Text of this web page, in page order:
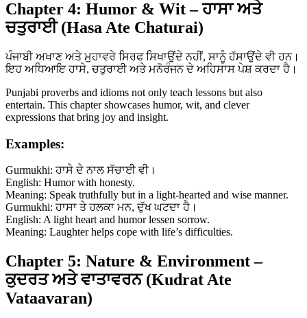
Chapter 4: Humor & Wit – ਹਾਸਾ ਅਤੇ
ਚਤੁਰਾਈ (Hasa Ate Chaturai)
ਪੰਜਾਬੀ ਅਖਾਣ ਅਤੇ ਮੁਹਾਵਰੇ ਸਿਰਫ ਸਿਖਾਉਂਦੇ ਨਹੀਂ, ਸਾਨੂੰ ਹੱਸਾਉਂਦੇ ਵੀ ਹਨ।
ਇਹ ਅਧਿਆਇ ਹਾਸੇ, ਚਤੁਰਾਈ ਅਤੇ ਮਨੋਰੰਜਨ ਦੇ ਅਹਿਸਾਸ ਪੇਸ਼ ਕਰਦਾ ਹੈ।
Punjabi proverbs and idioms not only teach lessons but also
entertain. This chapter showcases humor, wit, and clever
expressions that bring joy and insight.
Examples:
Gurmukhi: ਹਾਸੇ ਦੇ ਨਾਲ ਸੱਚਾਈ ਵੀ।
English: Humor with honesty.
Meaning: Speak truthfully but in a light-hearted and wise manner.
Gurmukhi: ਹਾਸਾ ਤੇ ਹਲਕਾ ਮਨ, ਦੁੱਖ ਘਟਦਾ ਹੈ।
English: A light heart and humor lessen sorrow.
Meaning: Laughter helps cope with life’s difficulties.
Chapter 5: Nature & Environment –
ਕੁਦਰਤ ਅਤੇ ਵਾਤਾਵਰਨ (Kudrat Ate
Vataavaran)